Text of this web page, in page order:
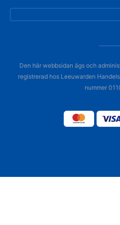
Den här webbsidan ägs och
registrerad hos Leeuwarden
nummer